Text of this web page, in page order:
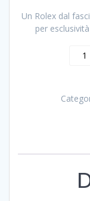
Un Rolex dal
per